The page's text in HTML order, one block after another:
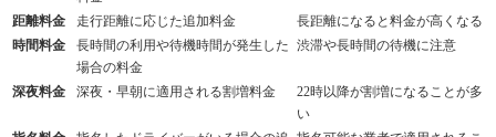
距離料金 走行距離に応じた追加料金
長距離になると料金が高くなる
時間料金
長時間の利用や待機時間が発生した
場合の料金
渋滞や長時間の待機に注意
深夜料金 深夜・早朝に適用される割増料金
22時以降が割増になることが多
い